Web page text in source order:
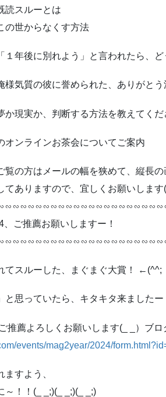
読スルーとは
世からなくす方法
１年後に別れよう」と言われたら、ど
様気質の彼に誉められた、ありがとう
か現実か、判断する方法を教えてくだ
オンラインお茶会についてご案内
覧の方はメールの幅を狭めて、縦長
てありますので、宜しくお願いします
ご推薦お願いしますー！
てスルーした、まぐまぐ大賞！ ←(^^;
と思っていたら、キタキタ来ましたー
推薦よろしくお願いします(_ _）ブロ
events/mag2year/2024/
すよう、
～！！(_ _;)(_ _;)(_ _;)